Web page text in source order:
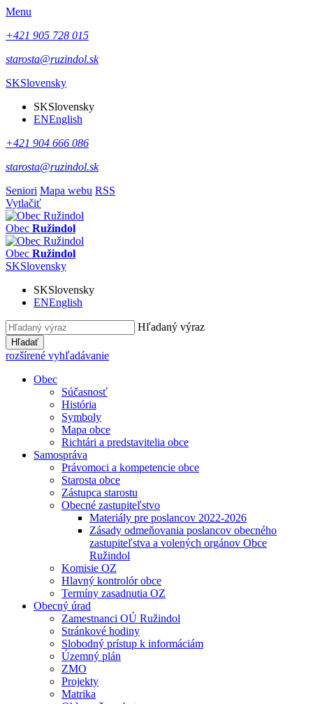
Menu
+421 905 728 015
starosta@ruzindol.sk
SKSlovensky
SKSlovensky
ENEnglish
+421 904 666 086
starosta@ruzindol.sk
Seniori Mapa webu RSS
Vytlačiť
Obec Ružindol
Obec Ružindol
SKSlovensky
SKSlovensky
ENEnglish
Hľadaný výraz
Hľadať
rozšírené vyhľadávanie
Obec
Súčasnosť
História
Symboly
Mapa obce
Richtári a predstavitelia obce
Samospráva
Právomoci a kompetencie obce
Starosta obce
Zástupca starostu
Obecné zastupiteľstvo
Materiály pre poslancov 2022-2026
Zásady odmeňovania poslancov obecného
zastupiteľstva a volených orgánov Obce
Ružindol
Komisie OZ
Hlavný kontrolór obce
Termíny zasadnutia OZ
Obecný úrad
Zamestnanci OÚ Ružindol
Stránkové hodiny
Slobodný prístup k informáciám
Územný plán
ZMO
Projekty
Matrika